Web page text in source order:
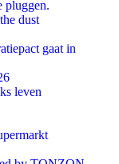
pluggen.
dust
gaat in
leven